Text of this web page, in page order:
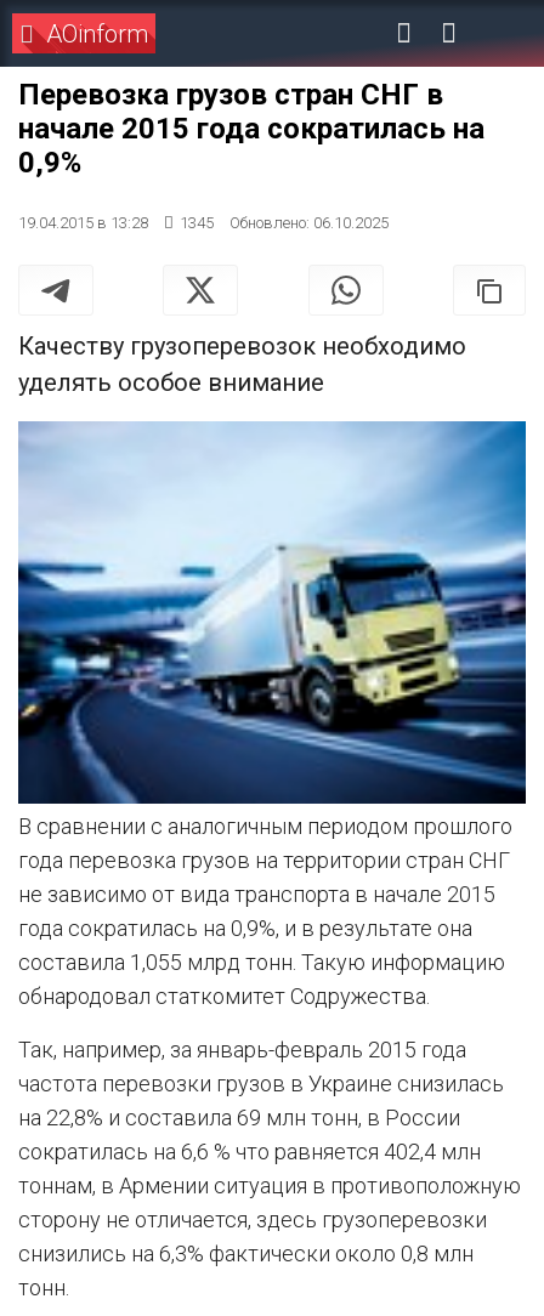
AOinform
Перевозка грузов стран СНГ в
начале 2015 года сократилась на
0,9%
19.04.2015 в 13:28 1345 Обновлено: 06.10.2025
Качеству грузоперевозок необходимо
уделять особое внимание
В сравнении с аналогичным периодом прошлого
года перевозка грузов на территории стран СНГ
не зависимо от вида транспорта в начале 2015
года сократилась на 0,9%, и в результате она
составила 1,055 млрд тонн. Такую информацию
обнародовал статкомитет Содружества.
Так, например, за январь-февраль 2015 года
частота перевозки грузов в Украине снизилась
на 22,8% и составила 69 млн тонн, в России
сократилась на 6,6 % что равняется 402,4 млн
тоннам, в Армении ситуация в противоположную
сторону не отличается, здесь грузоперевозки
снизились на 6,3% фактически около 0,8 млн
тонн.